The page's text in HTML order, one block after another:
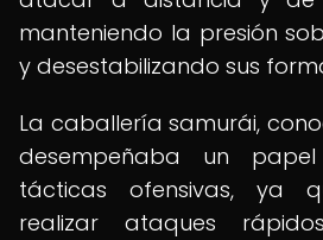
manteniendo la presión
y desestabilizando sus
La caballería samurái,
desempeñaba un
tácticas ofensivas, ya
realizar ataques